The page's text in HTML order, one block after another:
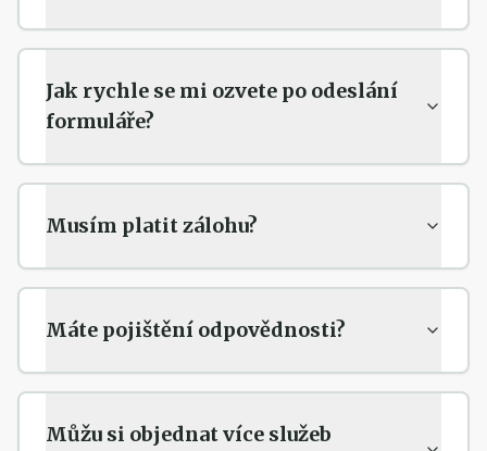
Jak rychle se mi ozvete po odeslání
formuláře?
Musím platit zálohu?
Máte pojištění odpovědnosti?
Můžu si objednat více služeb